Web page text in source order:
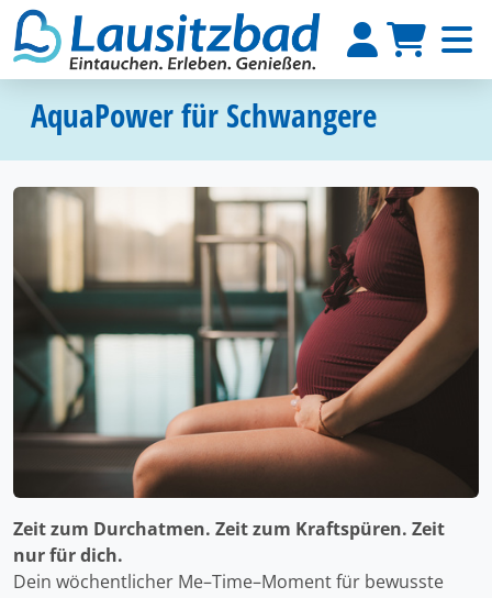
AquaPower für Schwangere
Zeit zum Durchatmen. Zeit zum Kraftspüren. Zeit
nur für dich.
Dein wöchentlicher Me–Time–Moment für bewusste